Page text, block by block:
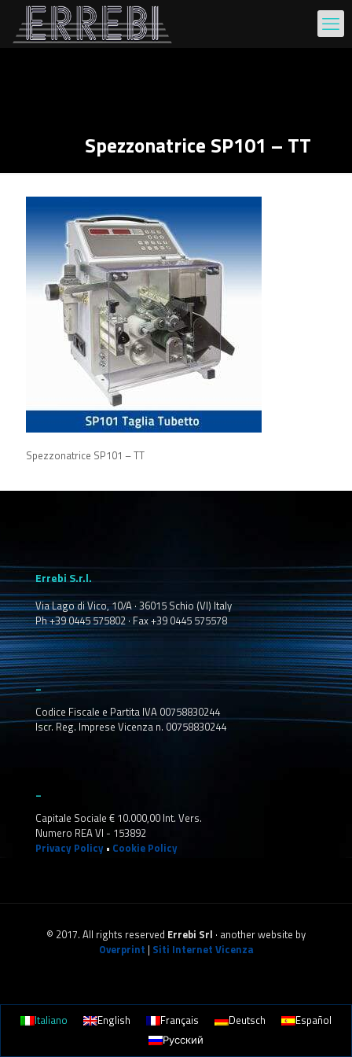
Spezzonatrice SP101 – TT
Spezzonatrice SP101 – TT
Errebi S.r.l.
Via Lago di Vico, 10/A · 36015 Schio (VI) Italy
Ph +39 0445 575802 · Fax +39 0445 575578
_
Codice Fiscale e Partita IVA 00758830244
Iscr. Reg. Imprese Vicenza n. 00758830244
Capitale Sociale € 10.000,00 Int. Vers.
Numero REA VI - 153892
Privacy Policy • Cookie Policy
© 2017. All rights reserved Errebi Srl · another website by
Overprint | Siti Internet Vicenza
Italiano English Français Deutsch
Español
Русский